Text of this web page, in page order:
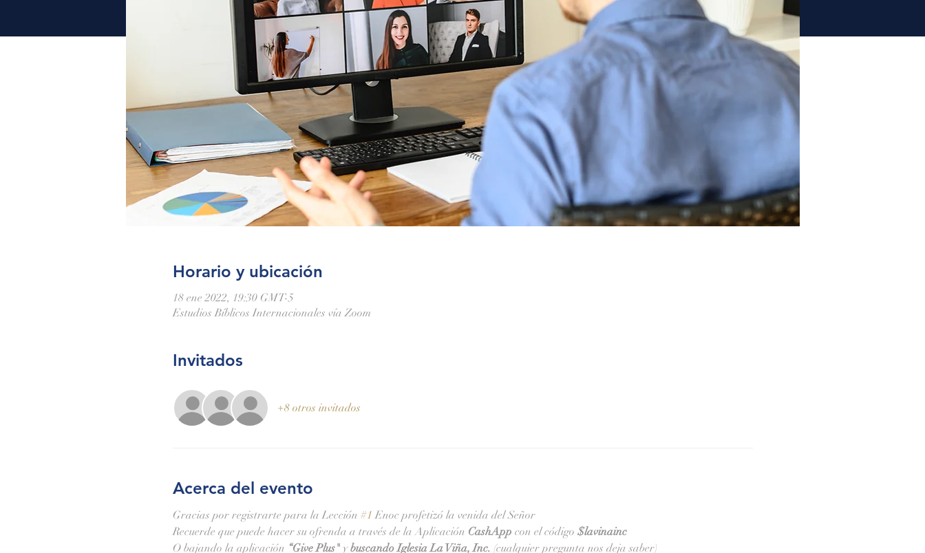
Horario y ubicación
18 ene 2022, 19:30 GMT-5
Estudios Bíblicos Internacionales vía Zoom
Invitados
+8 otros invitados
Acerca del evento
Gracias por registrarte para la Lección #1 Enoc profetizó la venida del Señor
Recuerde que puede hacer su ofrenda a través de la Aplicación CashApp con el código $lavinainc
O bajando la aplicación “Give Plus" y buscando Iglesia La Viña, Inc. (cualquier pregunta nos deja saber)